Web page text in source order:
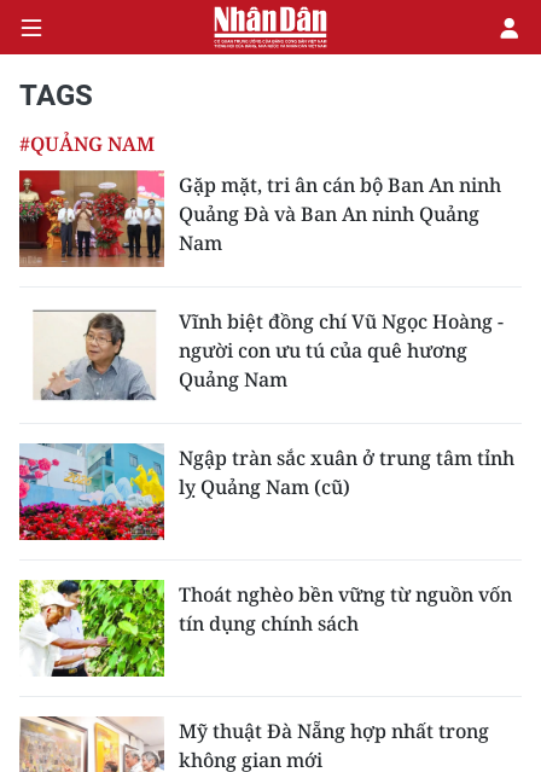
CHÍNH TRỊ
KINH TẾ
XÃ HỘI
PHÁP LUẬT
DU LỊCH
THẾ GIỚI
GIÁO DỤC
KHOA HỌC - CÔNG NGHỆ
TAGS
#QUẢNG NAM
Gặp mặt, tri ân cán bộ Ban An ninh
Quảng Đà và Ban An ninh Quảng
Nam
Vĩnh biệt đồng chí Vũ Ngọc Hoàng -
người con ưu tú của quê hương
Quảng Nam
Ngập tràn sắc xuân ở trung tâm tỉnh
lỵ Quảng Nam (cũ)
Thoát nghèo bền vững từ nguồn vốn
tín dụng chính sách
Mỹ thuật Đà Nẵng hợp nhất trong
không gian mới